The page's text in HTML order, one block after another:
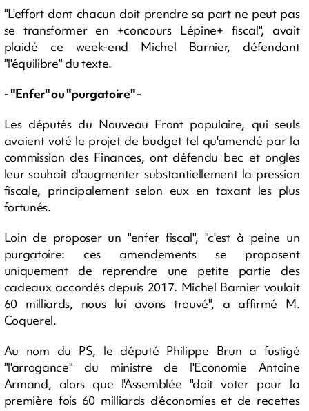
"L'effort dont chacun doit prendre sa part ne peut pas
se transformer en +concours Lépine+ fiscal", avait
plaidé ce week-end Michel Barnier, défendant
"l'équilibre" du texte.
- "Enfer" ou "purgatoire" -
Les députés du Nouveau Front populaire, qui seuls
avaient voté le projet de budget tel qu'amendé par la
commission des Finances, ont défendu bec et ongles
leur souhait d'augmenter substantiellement la pression
fiscale, principalement selon eux en taxant les plus
fortunés.
Loin de proposer un "enfer fiscal", "c'est à peine un
purgatoire: ces amendements se proposent
uniquement de reprendre une petite partie des
cadeaux accordés depuis 2017. Michel Barnier voulait
60 milliards, nous lui avons trouvé", a affirmé M.
Coquerel.
Au nom du PS, le député Philippe Brun a fustigé
"l'arrogance" du ministre de l'Economie Antoine
Armand, alors que l'Assemblée "doit voter pour la
première fois 60 milliards d'économies et de recettes